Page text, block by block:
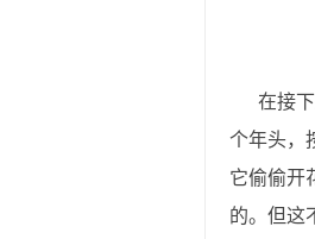
在接下
个年头，
它偷偷开
的。但这